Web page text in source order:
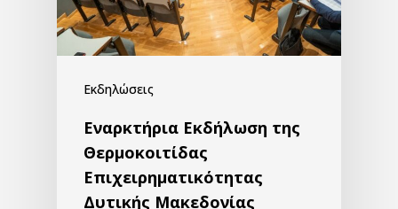
Εκδηλώσεις
Εναρκτήρια Εκδήλωση της
Θερμοκοιτίδας
Επιχειρηματικότητας
Δυτικής Μακεδονίας